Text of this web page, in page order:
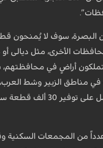
البصرة، سوف لا يُمنحون
الأخرى، مثل ديالى
أراضٍ في محافظتهم،
مناطق الزبير وشط
السياب، إذ نعمل على توفير 30
من المجمعات السكنية